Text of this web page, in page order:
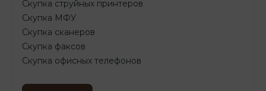
Скупка струйных принтеров
Скупка МФУ
Скупка сканеров
Скупка факсов
Скупка офисных телефонов